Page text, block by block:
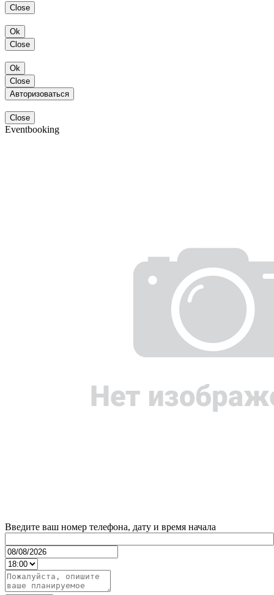
Close
Ok
Close
Ok
Close
Авторизоваться
Close
Eventbooking
Введите ваш номер телефона, дату и время начала